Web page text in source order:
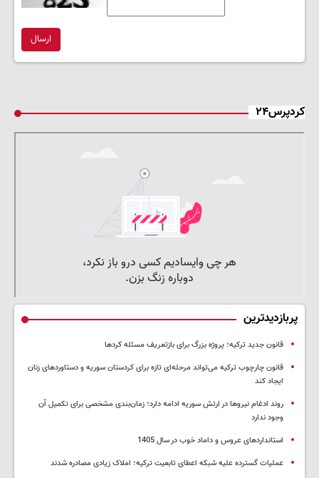
ارسال
کردپرس۲۴
پربازدیدترین
قانون جدید ترکیه؛ پروژه بزرگ‌ برای بازتعریف مسئله کردها
قانون چارچوب ترکیه می‌تواند مرحله‌ای تازه برای کردستان سوریه و دستاوردهای زنان
ایجاد کند
روند ادغام نیروها در ارتش سوریه ادامه دارد؛ زمان‌بندی مشخصی برای تکمیل آن
وجود ندارد
استانداردهای عروس و داماد خوب در سال 1405
عملیات گسترده علیه شبکه اعطای تابعیت ترکیه؛ املاک زیادی مصادره شدند